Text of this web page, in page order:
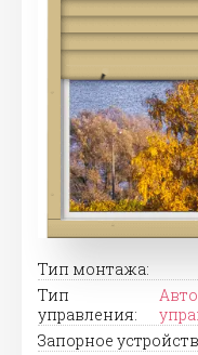
Тип монтажа:
Тип
управления:
Запорное